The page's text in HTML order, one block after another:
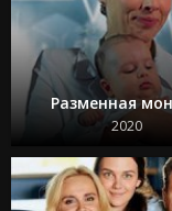
Разменная
2020